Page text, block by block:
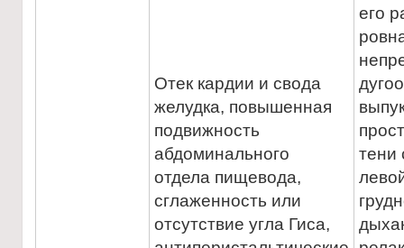
Отек кардии и свода
желудка, повышенная
подвижность
абдоминального
отдела пищевода,
сглаженность или
отсутствие угла Гиса,
его
тени